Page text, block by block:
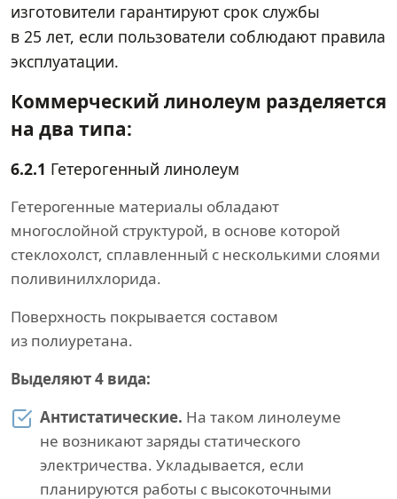
изготовители гарантируют срок службы
в 25 лет, если пользователи соблюдают правила
эксплуатации.
Коммерческий линолеум разделяется
на два типа:
6.2.1 Гетерогенный линолеум
Гетерогенные материалы обладают
многослойной структурой, в основе которой
стеклохолст, сплавленный с несколькими слоями
поливинилхлорида.
Поверхность покрывается составом
из полиуретана.
Выделяют 4 вида:
Антистатические. На таком линолеуме
не возникают заряды статического
электричества. Укладывается, если
планируются работы с высокоточными